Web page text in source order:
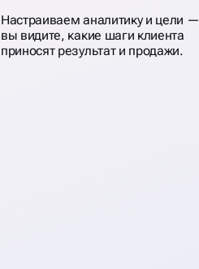
Настраиваем аналитику и цели —
вы видите, какие шаги клиента
приносят результат и продажи.